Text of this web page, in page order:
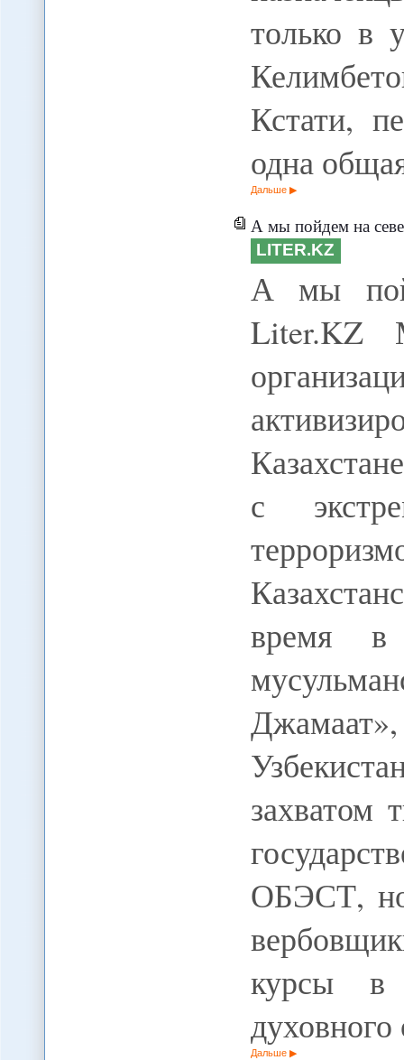
только в
Кстати,
одна
Дальше
А мы пойдем на
LITER.KZ
А мы
Liter.KZ
с
время в
захватом
ОБЭСТ,
курсы в
Дальше